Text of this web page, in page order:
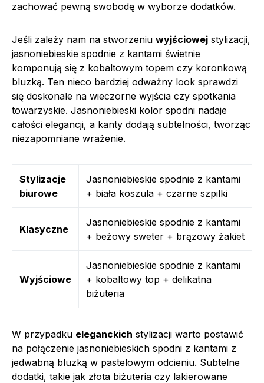
zachować pewną swobodę w wyborze dodatków.
Jeśli zależy nam na stworzeniu wyjściowej stylizacji,
jasnoniebieskie spodnie z kantami świetnie
komponują się z kobaltowym topem czy koronkową
bluzką. Ten nieco bardziej odważny look sprawdzi
się doskonale na wieczorne wyjścia czy spotkania
towarzyskie. Jasnoniebieski kolor spodni nadaje
całości elegancji, a kanty dodają subtelności, tworząc
niezapomniane wrażenie.
Stylizacje
biurowe
Jasnoniebieskie spodnie z kantami
+ biała koszula + czarne szpilki
Klasyczne
Jasnoniebieskie spodnie z kantami
+ beżowy sweter + brązowy żakiet
Wyjściowe
Jasnoniebieskie spodnie z kantami
+ kobaltowy top + delikatna
biżuteria
W przypadku eleganckich stylizacji warto postawić
na połączenie jasnoniebieskich spodni z kantami z
jedwabną bluzką w pastelowym odcieniu. Subtelne
dodatki, takie jak złota biżuteria czy lakierowane